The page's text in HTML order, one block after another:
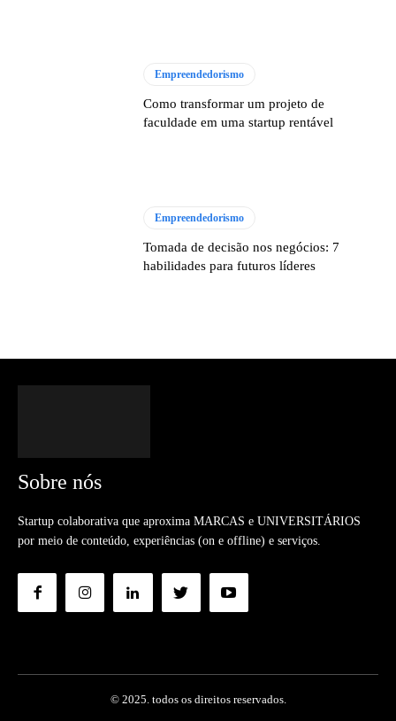
Empreendedorismo
Como transformar um projeto de
faculdade em uma startup rentável
Empreendedorismo
Tomada de decisão nos negócios: 7
habilidades para futuros líderes
Sobre nós
Startup colaborativa que aproxima MARCAS e UNIVERSITÁRIOS
por meio de conteúdo, experiências (on e offline) e serviços.
© 2025. todos os direitos reservados.